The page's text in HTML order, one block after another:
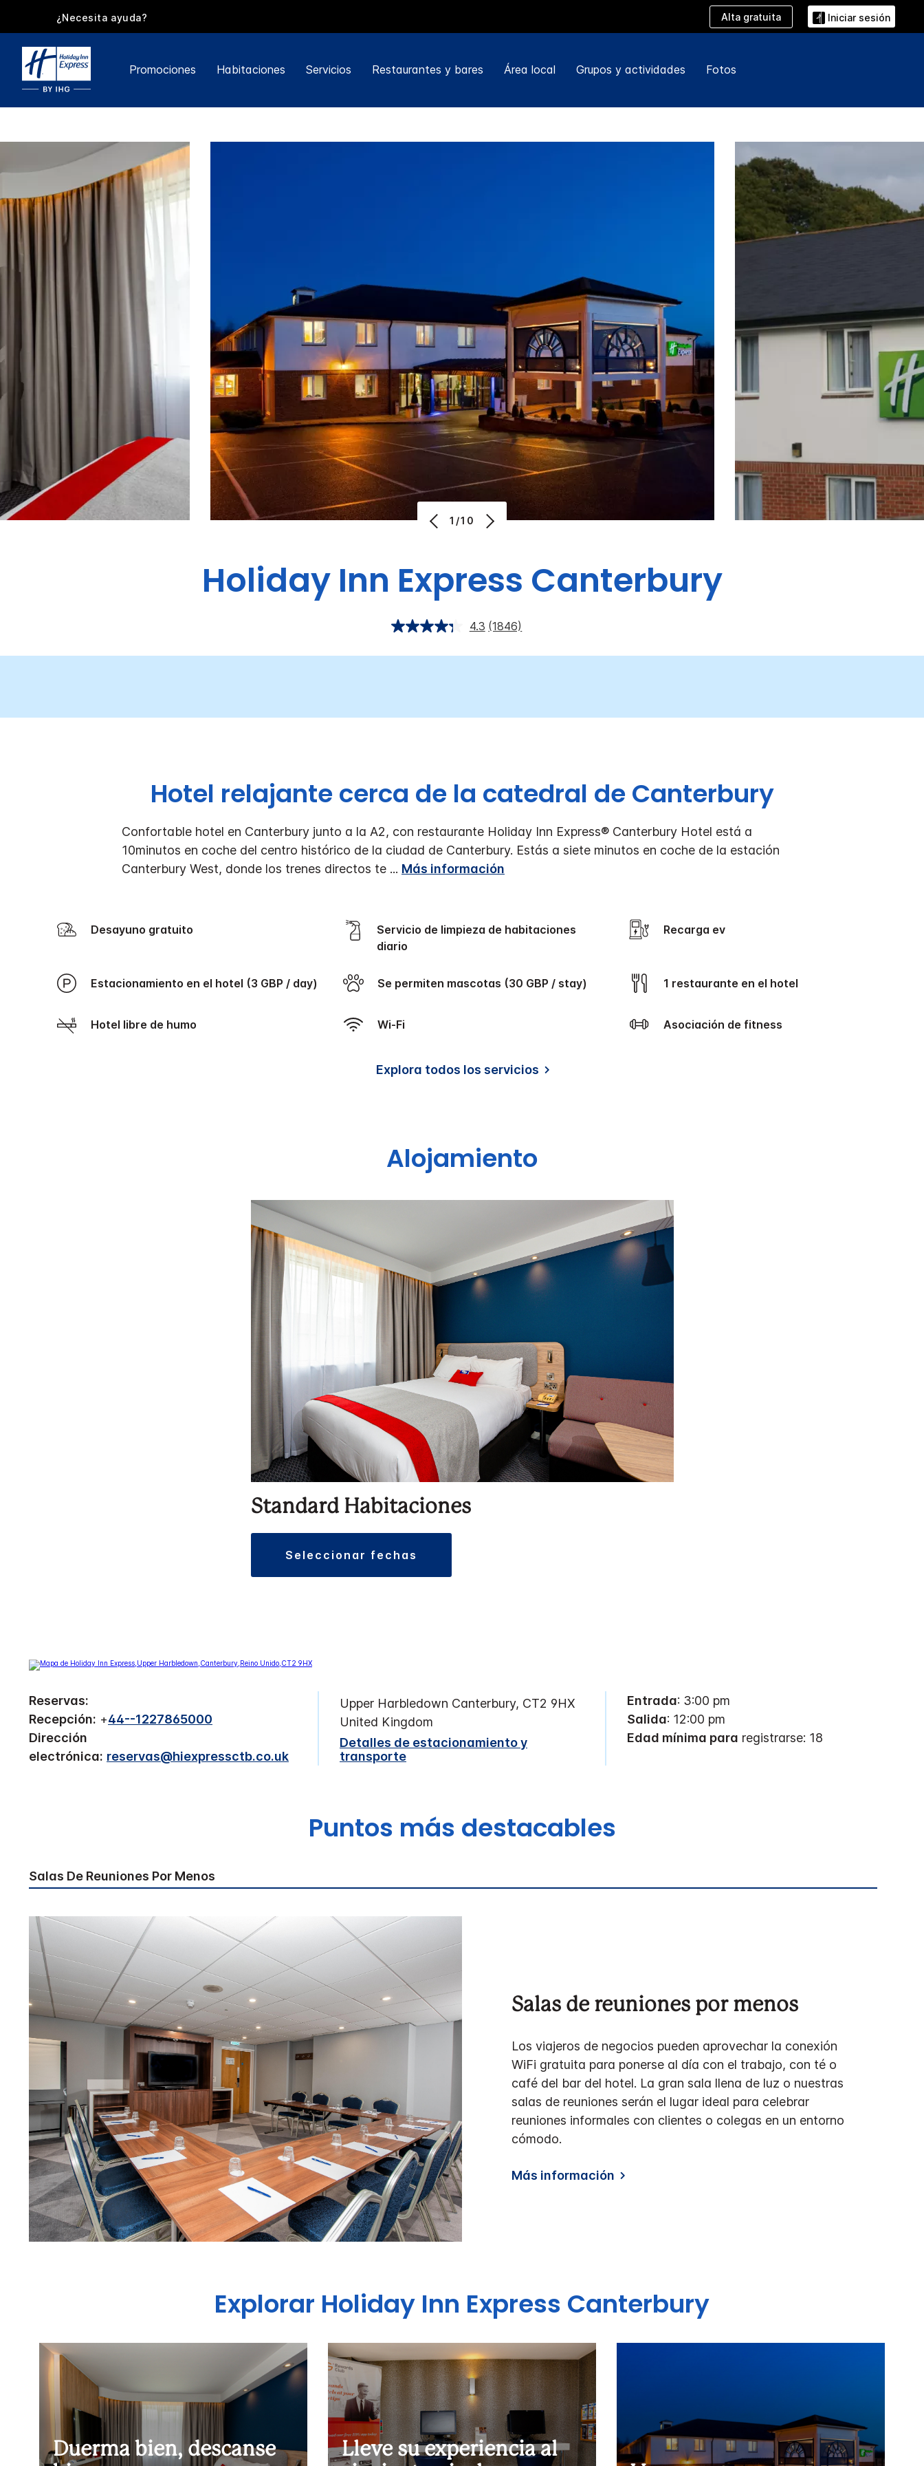
¿Necesita ayuda? Alta gratuita Iniciar sesión
Promociones Habitaciones Servicios Restaurantes y bares Área local Grupos y actividades Fotos
1/10
Holiday Inn Express Canterbury
4.3 (1846)
Hotel relajante cerca de la catedral de Canterbury
Confortable hotel en Canterbury junto a la A2, con restaurante Holiday Inn Express® Canterbury Hotel está a
10minutos en coche del centro histórico de la ciudad de Canterbury. Estás a siete minutos en coche de la estación
Canterbury West, donde los trenes directos te ... Más información
Desayuno gratuito
Servicio de limpieza de habitaciones
diario
Recarga ev
Estacionamiento en el hotel (3 GBP / day) Se permiten mascotas (30 GBP / stay) 1 restaurante en el hotel
Hotel libre de humo Wi-Fi Asociación de fitness
Explora todos los servicios
Alojamiento
Standard Habitaciones
seleccionar fechas
Reservas:
Recepción: +44--1227865000
Dirección
electrónica: reservas@hiexpressctb.co.uk
Upper Harbledown Canterbury, CT2 9HX
United Kingdom
Detalles de estacionamiento y
transporte
Entrada: 3:00 pm
Salida: 12:00 pm
Edad mínima para registrarse: 18
Puntos más destacables
Salas De Reuniones Por Menos
Salas de reuniones por menos
Los viajeros de negocios pueden aprovechar la conexión
WiFi gratuita para ponerse al día con el trabajo, con té o
café del bar del hotel. La gran sala llena de luz o nuestras
salas de reuniones serán el lugar ideal para celebrar
reuniones informales con clientes o colegas en un entorno
cómodo.
Más información
Explorar Holiday Inn Express Canterbury
Duerma bien, descanse
Lleve su experiencia al